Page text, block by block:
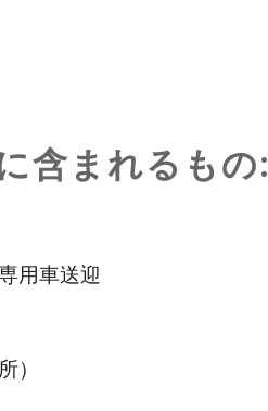
含まれるもの:
用車送迎
）